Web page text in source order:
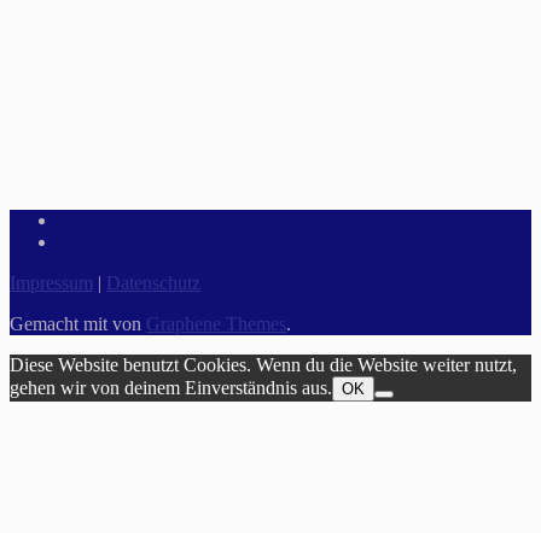
Impressum | Datenschutz
Gemacht mit von Graphene Themes.
Diese Website benutzt Cookies. Wenn du die Website weiter nutzt,
gehen wir von deinem Einverständnis aus. OK